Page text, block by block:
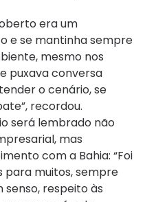
era um
e se mantinha sempre
mesmo nos
puxava conversa
o cenário, se
recordou.
será lembrado não
mas
com a Bahia: “Foi
para muitos, sempre
respeito às